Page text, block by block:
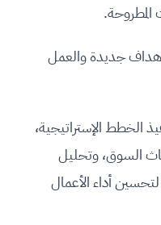
المطروحة.
جديدة والعمل
الخطط الإستراتيجية،
السوق، وتحليل
أداء الأعمال